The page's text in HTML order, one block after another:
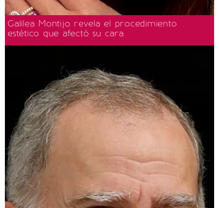
Galilea Montijo revela el procedimiento
estético que afectó su cara